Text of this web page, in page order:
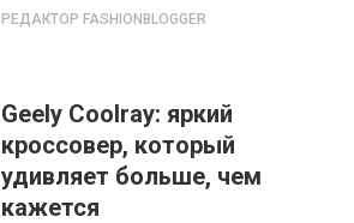
РЕДАКТОР FASHIONBLOGGER
Geely Coolray: яркий
кроссовер, который
удивляет больше, чем
кажется